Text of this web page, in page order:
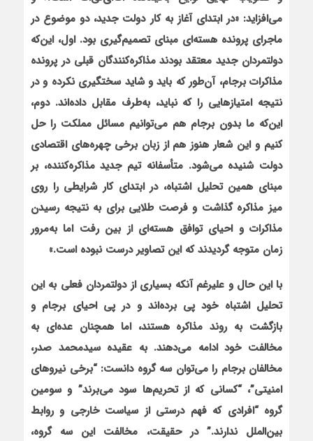
می‌افزاید: «در ابتداي آغاز به كار دولت جديد، دو موضوع در
ماجرای پرونده هسته‌ای مبنای تصمیم‌گیری بود. اول، این‌که
دولتمردان جدید معتقد بودند مذاكره‌كنندگان قبلي در پرونده
مذاكرات برجام، آن‌طور كه بايد و شايد سختگيري نكرده و در
نتيجه امتيازهايي را كه نبايد، به‌طرف مقابل داده‌اند. دوم،
اين‌كه ما بدون برجام هم مي‌توانيم مسائل مملكت را حل
كنيم و این شعار هنوز هم از زبان برخي چهره‌هاي اقتصادي
دولت شنيده مي‌شود. متأسفانه تيم جديد مذاکره‌کننده، بر‌
مبناي همين تحلیل اشتباه، در ابتداي كار شرايطي را روي
ميز مذاكره گذاشت و فرصت طلايي براي به نتيجه رسيدن
مذاكرات و احياي توافق هسته‌اي از بين رفت اما به‌مرور
زمان متوجه گردیدند كه اين تصاوير درست نبوده است.»
با این حال و علی‏رغم آن‏که بسیاری از دولتمردان فعلی به این
تحلیل اشتباه خود پی برده‌اند و در پی احیای برجام و
بازگشت به روند مذاکره هستند، اما همچنان عده‌ای به
مخالفت خود ادامه می‌دهند. به عقیده سیدمحمد صدر،
مخالفان برجام را می‌توان سه گروه دانست: “برخي نيروهاي
امنيتي”، “كساني كه از تحريم‌ها سود مي‌برند” و سومين
گروه “افرادي كه فهم درستي از سياست خارجي و روابط
بين‌الملل ندارند.” در حقيقت، مخالفت اين سه گروه،